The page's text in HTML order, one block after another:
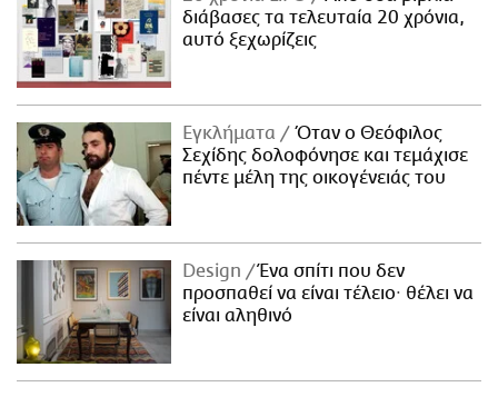
διάβασες τα τελευταία 20 χρόνια,
αυτό ξεχωρίζεις
Εγκλήματα
Όταν ο Θεόφιλος
Σεχίδης δολοφόνησε και τεμάχισε
πέντε μέλη της οικογένειάς του
Design
Ένα σπίτι που δεν
προσπαθεί να είναι τέλειο· θέλει να
είναι αληθινό